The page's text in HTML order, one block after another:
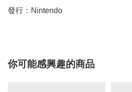
發行：Nintendo
你可能感興趣的商品